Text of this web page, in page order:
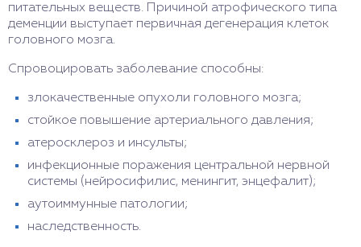
питательных веществ. Причиной атрофического типа
деменции выступает первичная дегенерация клеток
головного мозга.
Спровоцировать заболевание способны:
злокачественные опухоли головного мозга;
стойкое повышение артериального давления;
атеросклероз и инсульты;
инфекционные поражения центральной нервной
системы (нейросифилис, менингит, энцефалит);
аутоиммунные патологии;
наследственность.